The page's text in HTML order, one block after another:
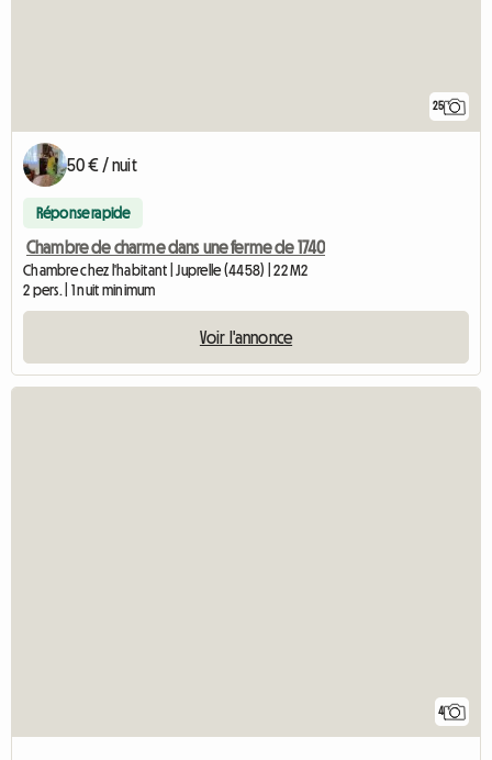
25
50 € / nuit
Réponse rapide
Chambre de charme dans une ferme de 1740
Chambre chez l'habitant | Juprelle (4458) | 22 M2
2 pers. | 1 nuit minimum
Voir l'annonce
4